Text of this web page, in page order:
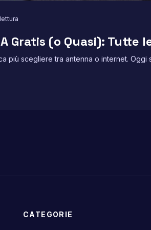
Gratis (o Quasi): Tutte
più scegliere tra antenna o internet.
CATEGORIE